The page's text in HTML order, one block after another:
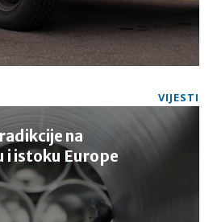
VIJESTI
na
i istoku Europe